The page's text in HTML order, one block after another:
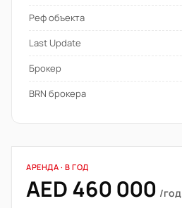
Реф объекта
Last Update
Брокер
BRN брокера
АРЕНДА · В ГОД
AED 460 000 /год